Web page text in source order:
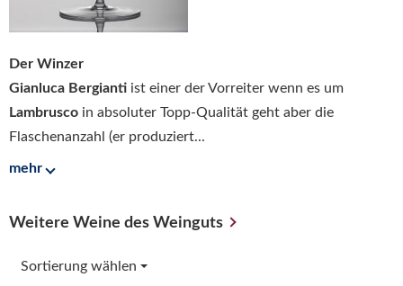
Der Winzer
Gianluca Bergianti ist einer der Vorreiter wenn es um
Lambrusco in absoluter Topp-Qualität geht aber die
Flaschenanzahl (er produziert...
mehr
Weitere Weine des Weinguts
Sortierung wählen